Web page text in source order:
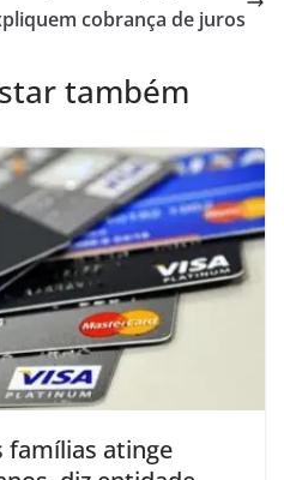
cobrança de juros
também
famílias atinge